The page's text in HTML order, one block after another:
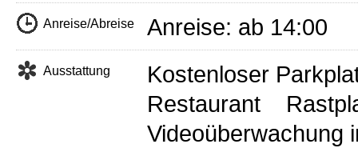
Anreise/Abreise Anreise: ab 14:00
Ausstattung
Kostenloser
Restaurant
Videoüberwachung